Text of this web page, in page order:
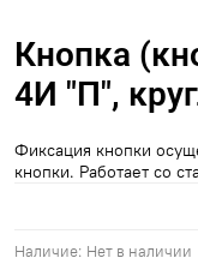
Наличие: Нет в наличии
Кнопка
4И "П",
Фиксация кнопки
кнопки. Работает со